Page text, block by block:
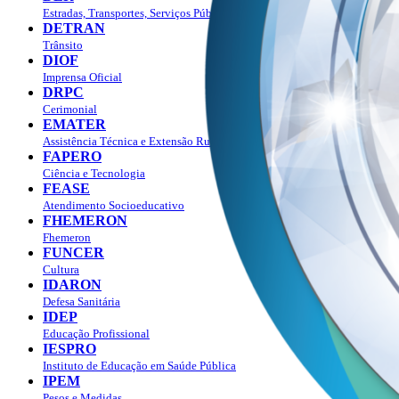
Estradas, Transportes, Serviços Públicos
DETRAN
Trânsito
DIOF
Imprensa Oficial
DRPC
Cerimonial
EMATER
Assistência Técnica e Extensão Rural
FAPERO
Ciência e Tecnologia
FEASE
Atendimento Socioeducativo
FHEMERON
Fhemeron
FUNCER
Cultura
IDARON
Defesa Sanitária
IDEP
Educação Profissional
IESPRO
Instituto de Educação em Saúde Pública
IPEM